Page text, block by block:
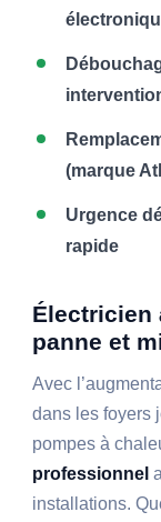
(marque
Urgence
rapide
Électricien
panne et
Avec
dans les foyers
pompes à
professionnel
installations.